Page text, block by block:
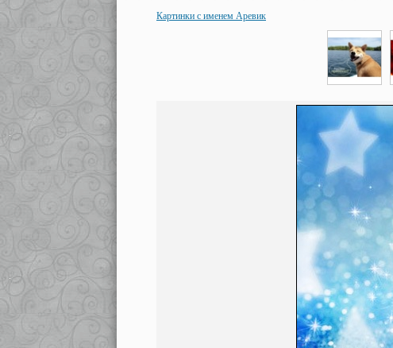
Картинки с именем Аревик